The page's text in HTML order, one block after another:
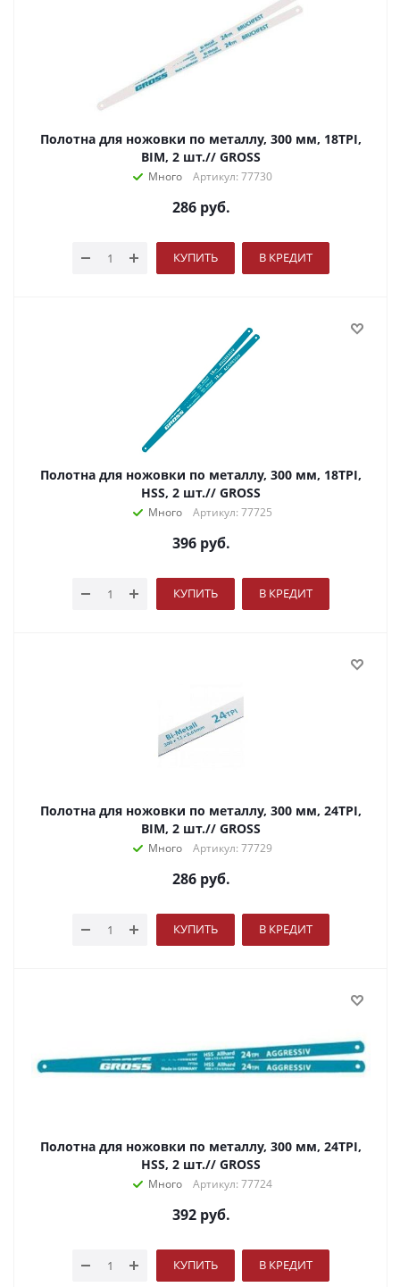
Полотна для ножовки по металлу, 300 мм, 18TPI,
BIM, 2 шт.// GROSS
Много Артикул: 77730
286руб.
КУПИТЬ В КРЕДИТ
Полотна для ножовки по металлу, 300 мм, 18TPI,
HSS, 2 шт.// GROSS
Много Артикул: 77725
396руб.
КУПИТЬ В КРЕДИТ
Полотна для ножовки по металлу, 300 мм, 24TPI,
BIM, 2 шт.// GROSS
Много Артикул: 77729
286руб.
КУПИТЬ В КРЕДИТ
Полотна для ножовки по металлу, 300 мм, 24TPI,
HSS, 2 шт.// GROSS
Много Артикул: 77724
392руб.
КУПИТЬ В КРЕДИТ